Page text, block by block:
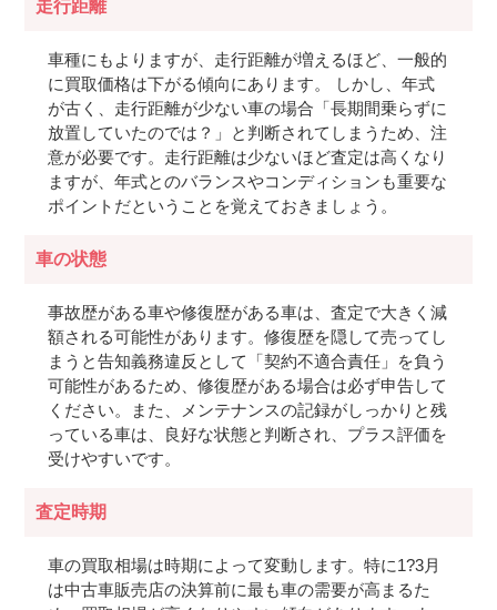
走行距離
車種にもよりますが、走行距離が増えるほど、一般的
に買取価格は下がる傾向にあります。 しかし、年式
が古く、走行距離が少ない車の場合「長期間乗らずに
放置していたのでは？」と判断されてしまうため、注
意が必要です。走行距離は少ないほど査定は高くなり
ますが、年式とのバランスやコンディションも重要な
ポイントだということを覚えておきましょう。
車の状態
事故歴がある車や修復歴がある車は、査定で大きく減
額される可能性があります。修復歴を隠して売ってし
まうと告知義務違反として「契約不適合責任」を負う
可能性があるため、修復歴がある場合は必ず申告して
ください。また、メンテナンスの記録がしっかりと残
っている車は、良好な状態と判断され、プラス評価を
受けやすいです。
査定時期
車の買取相場は時期によって変動します。特に1?3月
は中古車販売店の決算前に最も車の需要が高まるた